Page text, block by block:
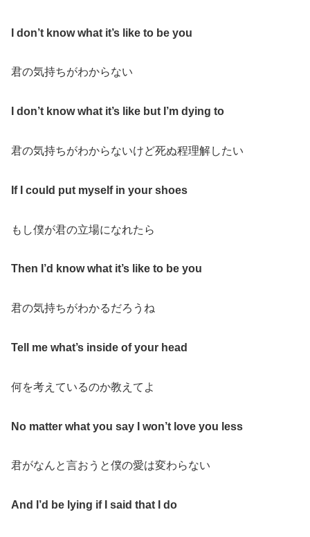
I don’t know what it’s like to be you
君の気持ちがわからない
I don’t know what it’s like but I’m dying to
君の気持ちがわからないけど死ぬ程理解したい
If I could put myself in your shoes
もし僕が君の立場になれたら
Then I’d know what it’s like to be you
君の気持ちがわかるだろうね
Tell me what’s inside of your head
何を考えているのか教えてよ
No matter what you say I won’t love you less
君がなんと言おうと僕の愛は変わらない
And I’d be lying if I said that I do